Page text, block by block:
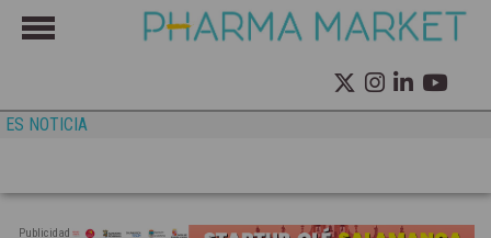
ES NOTICIA
Publicidad